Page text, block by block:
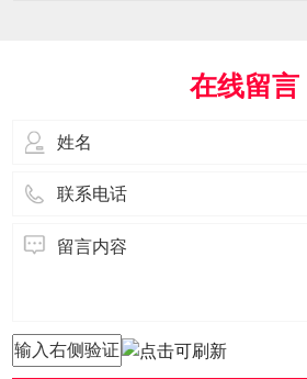
用场景、技术指标及长期
量。作为深耕行业多年的
在线留言